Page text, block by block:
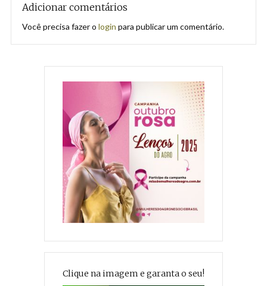
Adicionar comentários
Você precisa fazer o login para publicar um comentário.
Clique na imagem e garanta o seu!